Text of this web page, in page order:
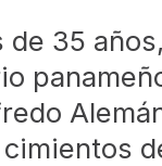
de 35